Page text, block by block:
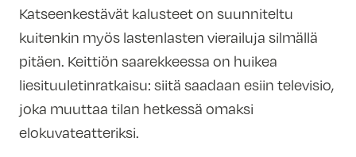
Katseenkestävät kalusteet on suunniteltu
kuitenkin myös lastenlasten vierailuja silmällä
pitäen. Keittiön saarekkeessa on huikea
liesituuletinratkaisu: siitä saadaan esiin televisio,
joka muuttaa tilan hetkessä omaksi
elokuvateatteriksi.